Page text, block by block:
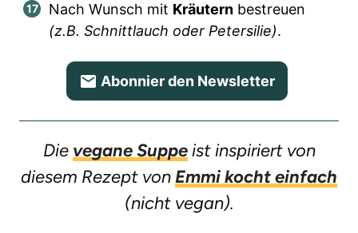
Nach Wunsch mit Kräutern bestreuen
(z.B. Schnittlauch oder Petersilie).
Abonnier den Newsletter
Die vegane Suppeist inspiriert von
diesem Rezept vonEmmi kocht einfach
(nicht vegan).